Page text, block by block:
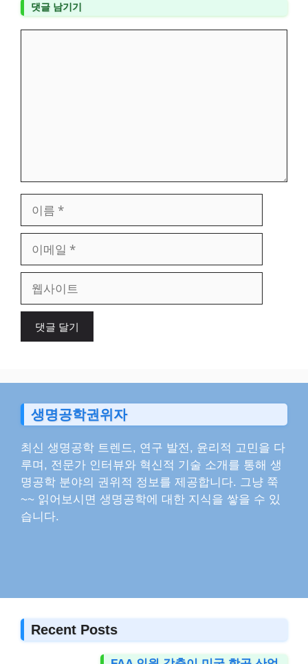
댓글 남기기
일
이
생명공학권위자
최신 생명공학 트렌드, 연구 발전, 윤리적 고민을 다
루며, 전문가 인터뷰와 혁신적 기술 소개를 통해 생
명공학 분야의 권위적 정보를 제공합니다. 그냥 쭉
~~ 읽어보시면 생명공학에 대한 지식을 쌓을 수 있
습니다.
Recent Posts